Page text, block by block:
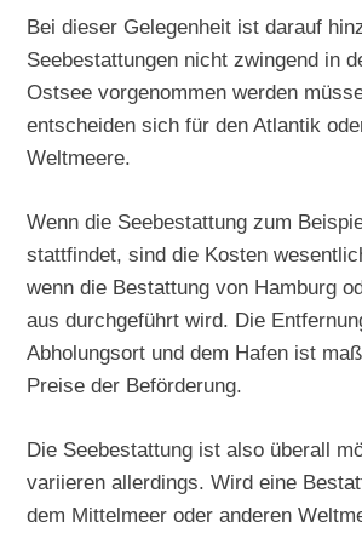
Bei dieser Gelegenheit ist darauf
Seebestattungen nicht zwingend in
Ostsee vorgenommen werden
entscheiden sich für den Atlantik
Weltmeere.
Wenn die Seebestattung zum
stattfindet, sind die Kosten
wenn die Bestattung von Hamburg
aus durchgeführt wird. Die
Abholungsort und dem Hafen ist
Preise der Beförderung.
Die Seebestattung ist also überall
variieren allerdings. Wird eine
dem Mittelmeer oder anderen